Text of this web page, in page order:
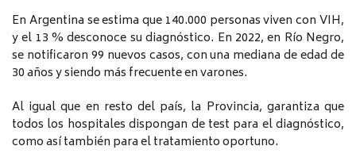
En Argentina se estima que 140.000 personas viven con VIH,
y el 13 % desconoce su diagnóstico. En 2022, en Río Negro,
se notificaron 99 nuevos casos, con una mediana de edad de
30 años y siendo más frecuente en varones.
Al igual que en resto del país, la Provincia, garantiza que
todos los hospitales dispongan de test para el diagnóstico,
como así también para el tratamiento oportuno.